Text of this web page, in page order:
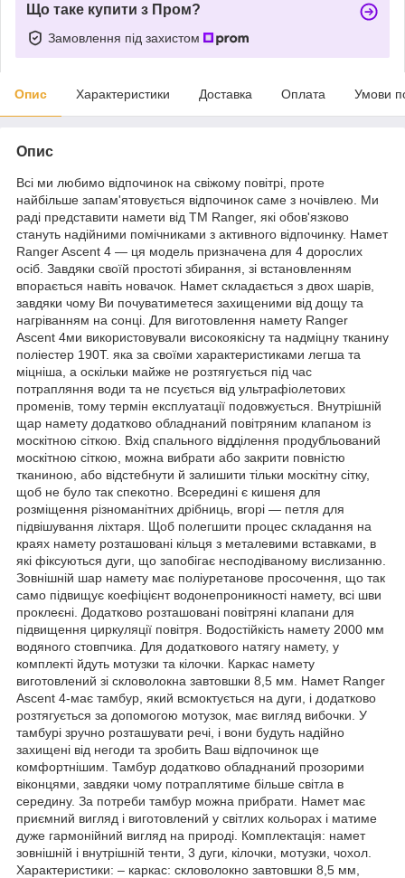
Що таке купити з Пром?
Замовлення під захистом
Опис Характеристики Доставка Оплата Умови
Опис
Всі ми любимо відпочинок на свіжому повітрі, проте
найбільше запам'ятовується відпочинок саме з ночівлею. Ми
раді представити намети від ТМ Ranger, які обов'язково
стануть надійними помічниками з активного відпочинку. Намет
Ranger Ascent 4 — ця модель призначена для 4 дорослих
осіб. Завдяки своїй простоті збирання, зі встановленням
впорається навіть новачок. Намет складається з двох шарів,
завдяки чому Ви почуватиметеся захищеними від дощу та
нагріванням на сонці. Для виготовлення намету Ranger
Ascent 4ми використовували високоякісну та надміцну тканину
поліестер 190Т. яка за своїми характеристиками легша та
міцніша, а оскільки майже не розтягується під час
потрапляння води та не псується від ультрафіолетових
променів, тому термін експлуатації подовжується. Внутрішній
щар намету додатково обладнаний повітряним клапаном із
москітною сіткою. Вхід спального відділення продубльований
москітною сіткою, можна вибрати або закрити повністю
тканиною, або відстебнути й залишити тільки москітну сітку,
щоб не було так спекотно. Всередині є кишеня для
розміщення різноманітних дрібниць, вгорі — петля для
підвішування ліхтаря. Щоб полегшити процес складання на
краях намету розташовані кільця з металевими вставками, в
які фіксуються дуги, що запобігає несподіваному вислизанню.
Зовнішній шар намету має поліуретанове просочення, що так
само підвищує коефіцієнт водонепроникності намету, всі шви
проклеєні. Додатково розташовані повітряні клапани для
підвищення циркуляції повітря. Водостійкість намету 2000 мм
водяного стовпчика. Для додаткового натягу намету, у
комплекті йдуть мотузки та кілочки. Каркас намету
виготовлений зі скловолокна завтовшки 8,5 мм. Намет Ranger
Ascent 4-має тамбур, який всмоктується на дуги, і додатково
розтягується за допомогою мотузок, має вигляд вибочки. У
тамбурі зручно розташувати речі, і вони будуть надійно
захищені від негоди та зробить Ваш відпочинок ще
комфортнішим. Тамбур додатково обладнаний прозорими
віконцями, завдяки чому потраплятиме більше світла в
середину. За потреби тамбур можна прибрати. Намет має
приємний вигляд і виготовлений у світлих кольорах і матиме
дуже гармонійний вигляд на природі. Комплектація: намет
зовнішній і внутрішній тенти, 3 дуги, кілочки, мотузки, чохол.
Характеристики: – каркас: скловолокно завтовшки 8,5 мм,